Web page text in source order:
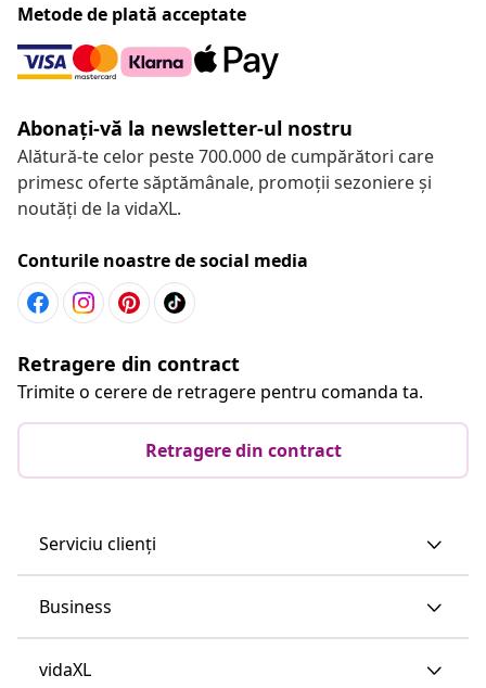
Metode de plată acceptate
Abonați-vă la newsletter-ul nostru
Alătură-te celor peste 700.000 de cumpărători care
primesc oferte săptămânale, promoții sezoniere și
noutăți de la vidaXL.
Conturile noastre de social media
Retragere din contract
Trimite o cerere de retragere pentru comanda ta.
Retragere din contract
Serviciu clienți
Business
vidaXL